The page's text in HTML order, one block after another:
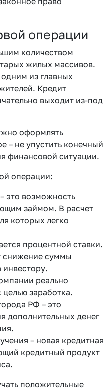
операции
количеством
жилых массивов.
из главных
Кредит
выходит из-под
оформлять
– не упустить конечный
финансовой ситуации.
операции:
это возможность
займом. В расчет
которых легко
процентной ставки.
снижение суммы
реально
заработка.
РФ – это
дополнительных денег
– новая кредитная
кредитный продукт
положительные